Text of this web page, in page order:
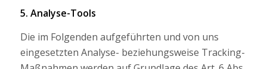
5. Analyse-Tools
Die im Folgenden aufgeführten und von uns
eingesetzten Analyse- beziehungsweise Tracking-